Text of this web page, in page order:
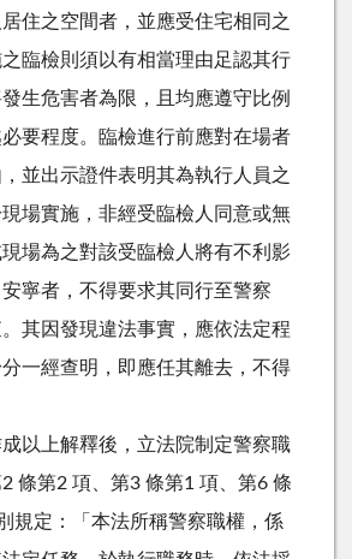
住之空間者，並應受住宅相同之
臨檢則須以有相當理由足認其行
生危害者為限，且均應遵守比例
要程度。臨檢進行前應對在場者
並出示證件表明其為執行人員之
場實施，非經受臨檢人同意或無
場為之對該受臨檢人將有不利影
寧者，不得要求其同行至警察
其因發現違法事實，應依法定程
一經查明，即應任其離去，不得
以上解釋後，立法院制定警察職
條第2 項、第3 條第1 項、第6 條
規定：「本法所稱警察職權，係